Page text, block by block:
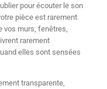
pour écouter le son
pièce est rarement
vos murs, fenêtres,
rarement
elles sont sensées
transparente,